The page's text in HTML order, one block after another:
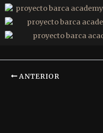
ANTERIOR